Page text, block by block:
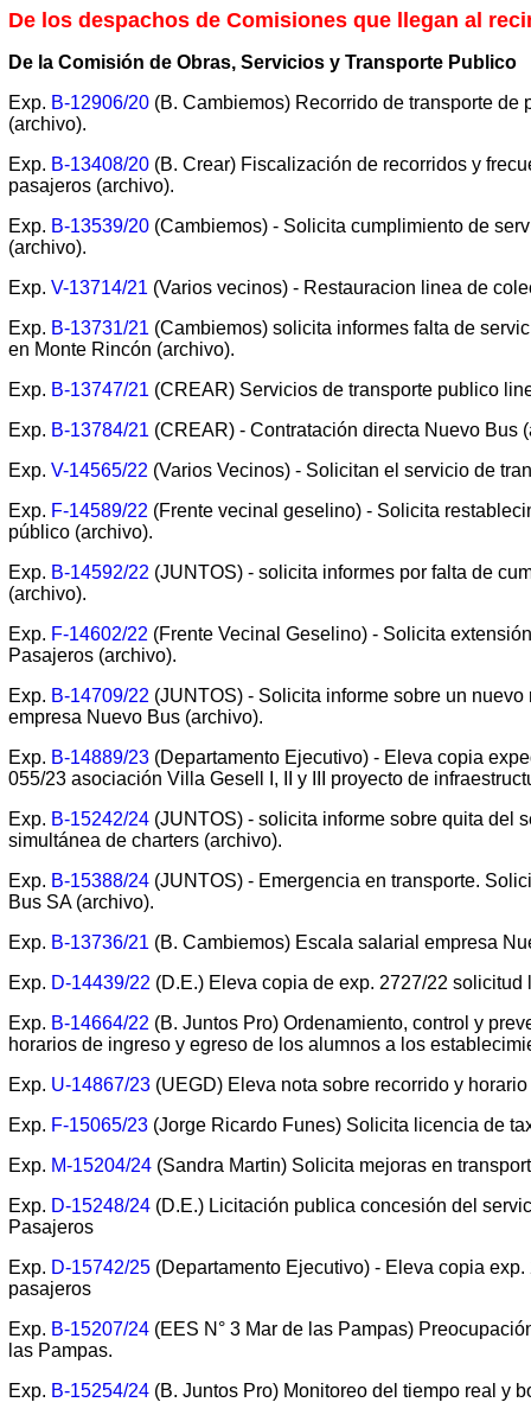
De los despachos de Comisiones que llegan al
De la Comisión de Obras, Servicios y Transporte Publico
Exp. B-12906/20 (B. Cambiemos) Recorrido de transporte de
(archivo).
Exp. B-13408/20 (B. Crear) Fiscalización de recorridos y
pasajeros (archivo).
Exp. B-13539/20 (Cambiemos) - Solicita cumplimiento de
(archivo).
Exp. V-13714/21 (Varios vecinos) - Restauracion linea de
Exp. B-13731/21 (Cambiemos) solicita informes falta de
en Monte Rincón (archivo).
Exp. B-13747/21 (CREAR) Servicios de transporte publico
Exp. B-13784/21 (CREAR) - Contratación directa Nuevo Bus
Exp. V-14565/22 (Varios Vecinos) - Solicitan el servicio de
Exp. F-14589/22 (Frente vecinal geselino) - Solicita
público (archivo).
Exp. B-14592/22 (JUNTOS) - solicita informes por falta de
(archivo).
Exp. F-14602/22 (Frente Vecinal Geselino) - Solicita
Pasajeros (archivo).
Exp. B-14709/22 (JUNTOS) - Solicita informe sobre un
empresa Nuevo Bus (archivo).
Exp. B-14889/23 (Departamento Ejecutivo) - Eleva copia
055/23 asociación Villa Gesell I, II y III proyecto de
Exp. B-15242/24 (JUNTOS) - solicita informe sobre quita del
simultánea de charters (archivo).
Exp. B-15388/24 (JUNTOS) - Emergencia en transporte.
Bus SA (archivo).
Exp. B-13736/21 (B. Cambiemos) Escala salarial empresa
Exp. D-14439/22 (D.E.) Eleva copia de exp. 2727/22
Exp. B-14664/22 (B. Juntos Pro) Ordenamiento, control y
horarios de ingreso y egreso de los alumnos a los
Exp. U-14867/23 (UEGD) Eleva nota sobre recorrido y
Exp. F-15065/23 (Jorge Ricardo Funes) Solicita licencia de
Exp. M-15204/24 (Sandra Martin) Solicita mejoras en
Exp. D-15248/24 (D.E.) Licitación publica concesión del
Pasajeros
Exp. D-15742/25 (Departamento Ejecutivo) - Eleva copia
pasajeros
Exp. B-15207/24 (EES N° 3 Mar de las Pampas)
las Pampas.
Exp. B-15254/24 (B. Juntos Pro) Monitoreo del tiempo real y